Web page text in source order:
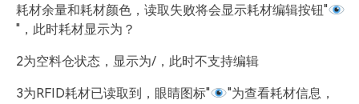
耗材余量和耗材颜色，读取失败将会显示耗材编辑按钮"
"，此时耗材显示为？
2为空料仓状态，显示为/，此时不支持编辑
3为RFID耗材已读取到，眼睛图标"
"为查看耗材信息，